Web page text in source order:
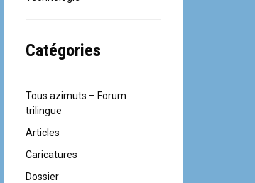
Catégories
Tous azimuts – Forum
trilingue
Articles
Caricatures
Dossier